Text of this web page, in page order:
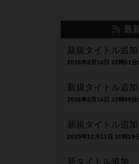
最
新規タイトル追加
2026年2月14日 22時01分
新規タイトル追加
2026年2月14日 22時00分
新規タイトル追加
2025年12月11日 20時19
新タイトル追加